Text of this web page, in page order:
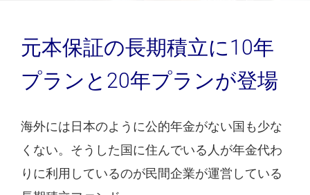
元本保証の長期積立に10年
プランと20年プランが登場
海外には日本のように公的年金がない国も少な
くない。そうした国に住んでいる人が年金代わ
りに利用しているのが民間企業が運営している